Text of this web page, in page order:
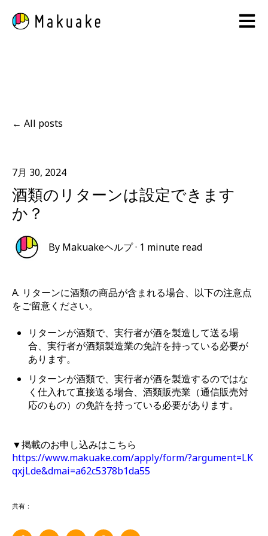
Open
All posts
7月 30, 2024
酒類のリターンは設定できます
か？
By Makuakeヘルプ· 1 minute read
A. リターンに酒類の商品が含まれる場合、以下の注意点
をご留意ください。
リターンが酒類で、実行者が酒を製造して送る場
合、実行者が酒類製造業の免許を持っている必要が
あります。
リターンが酒類で、実行者が酒を製造するのではな
く仕入れて直接送る場合、酒類販売業（通信販売対
応のもの）の免許を持っている必要があります。
▼掲載のお申し込みはこちら
https://www.makuake.com/apply/form/?argument=LK
qxjLde&dmai=a62c5378b1da55
共有：